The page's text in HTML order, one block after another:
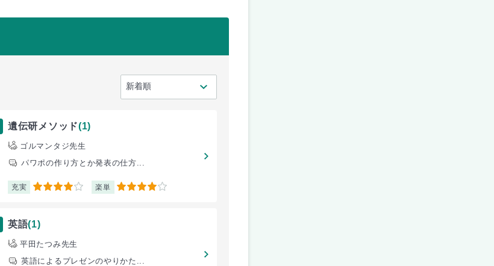
遺伝研メソッド(1)
ゴルマンタジ先生
パワポの作り方とか発表の仕方...
充実 4 楽単 4
英語(1)
平田たつみ先生
英語によるプレゼンのやりかた...